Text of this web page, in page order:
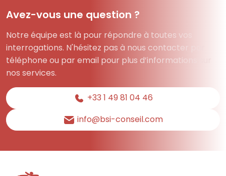
Avez-vous une question ?
Notre équipe est là pour répondre à toutes vos
interrogations. N'hésitez pas à nous contacter par
téléphone ou par email pour plus d’informations sur
nos services.
+33 1 49 81 04 46
info@bsi-conseil.com